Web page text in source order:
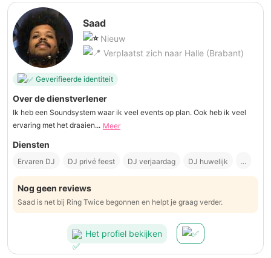
Saad
Nieuw
Verplaatst zich naar Halle (Brabant)
Geverifieerde identiteit
Over de dienstverlener
Ik heb een Soundsystem waar ik veel events op plan. Ook heb ik veel
ervaring met het draaien... Meer
Diensten
Ervaren DJ DJ privé feest DJ verjaardag DJ huwelijk ...
Nog geen reviews
Saad is net bij Ring Twice begonnen en helpt je graag verder.
Het profiel bekijken